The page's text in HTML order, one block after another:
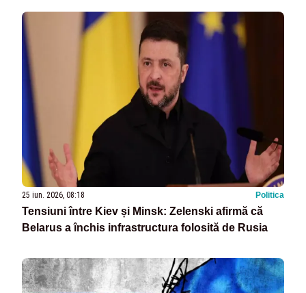
25 iun. 2026, 08:18 Politica
Tensiuni între Kiev și Minsk: Zelenski afirmă că
Belarus a închis infrastructura folosită de Rusia